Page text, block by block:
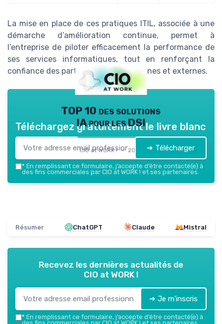
La mise en place de ces pratiques ITIL, associée à une
démarche d’amélioration continue, permet à
l’entreprise de piloter efficacement la performance de
ses services informatiques, tout en renforçant la
confiance des parties prenantes internes et externes.
TOP 10 des solutions
IA pour les DSI
CIO at WORK ! — 2026
Téléchargez gratuitement le livre blanc
➔ Télécharger
* En remplissant ce formulaire, j’accepte d’être contacté(e) à
des fins commerciales par CIO at WORK ! et ses partenaires.
Résumer ChatGPT Claude Mistral
Recevez les dernières actualités de
CIO at WORK !
➔ Je m'inscris
* En remplissant ce formulaire, j’accepte d’être contacté(e) à